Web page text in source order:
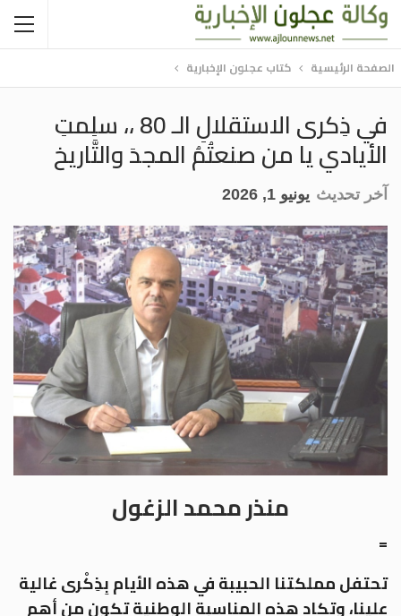
الصفحة الرئيسية كتاب عجلون الإخبارية
في ذِكرى الاستقلالِ الـ 80 ،، سلِمتِ
الأيادي يا من صنعتُمُ المجدَ والتَّاريخ
آخر تحديث يونيو 1, 2026
منذر محمد الزغول
=
تحتفل مملكتنا الحبيبة في هذه الأيام بِذِكْرى غالية
علينا، وتكاد هذه المناسبة الوطنية تكون من أهم